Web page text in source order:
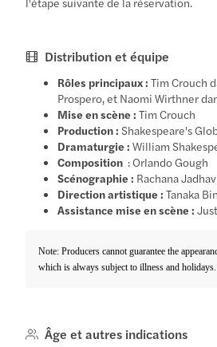
Distribution et équipe
Rôles principaux : Tim Crouch
Prospero, et Naomi Wirthner
Mise en scène : Tim Crouch
Production : Shakespeare's
Dramaturgie : William
Composition : Orlando Gough
Scénographie : Rachana Jadhav
Direction artistique : Tanaka
Assistance mise en scène :
Note: Producers cannot guarantee the
which is always subject to illness and holidays.
Âge et autres indications